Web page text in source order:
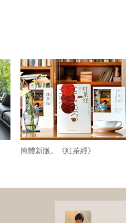
簡體新版。《紅茶經》